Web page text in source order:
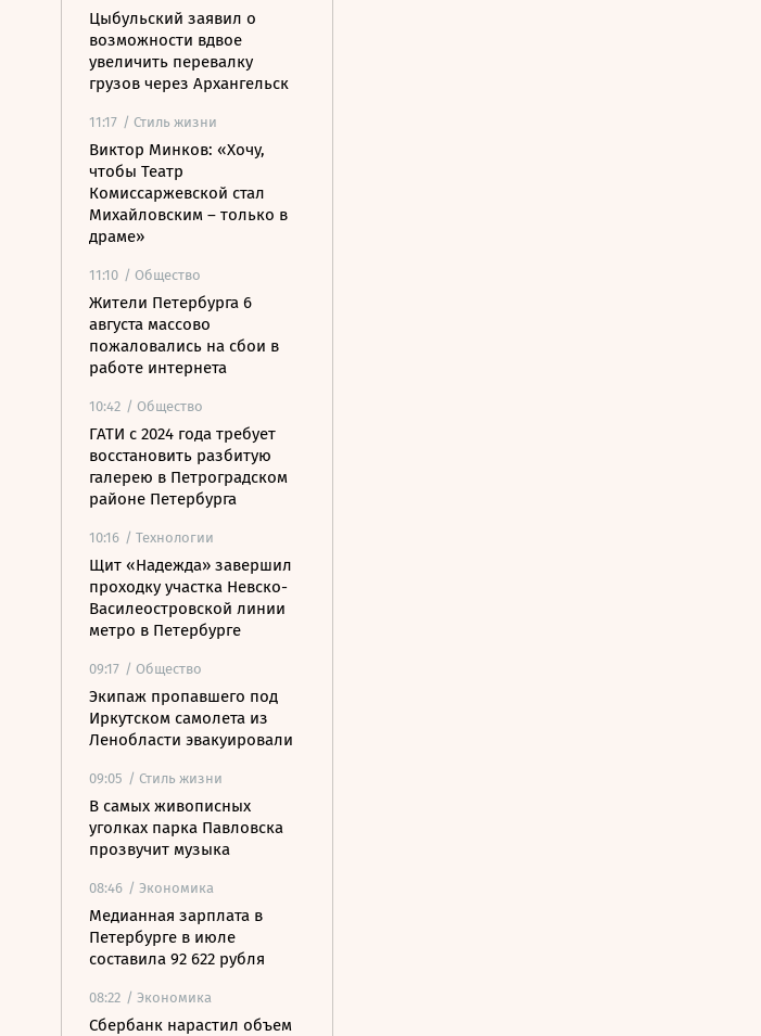
Цыбульский заявил о
возможности вдвое
увеличить перевалку
грузов через Архангельск
11:17 / Стиль жизни
Виктор Минков: «Хочу,
чтобы Театр
Комиссаржевской стал
Михайловским – только в
драме»
11:10 / Общество
Жители Петербурга 6
августа массово
пожаловались на сбои в
работе интернета
10:42 / Общество
ГАТИ с 2024 года требует
восстановить разбитую
галерею в Петроградском
районе Петербурга
10:16 / Технологии
Щит «Надежда» завершил
проходку участка Невско-
Василеостровской линии
метро в Петербурге
09:17 / Общество
Экипаж пропавшего под
Иркутском самолета из
Ленобласти эвакуировали
09:05 / Стиль жизни
В самых живописных
уголках парка Павловска
прозвучит музыка
08:46 / Экономика
Медианная зарплата в
Петербурге в июле
составила 92 622 рубля
08:22 / Экономика
Сбербанк нарастил объем